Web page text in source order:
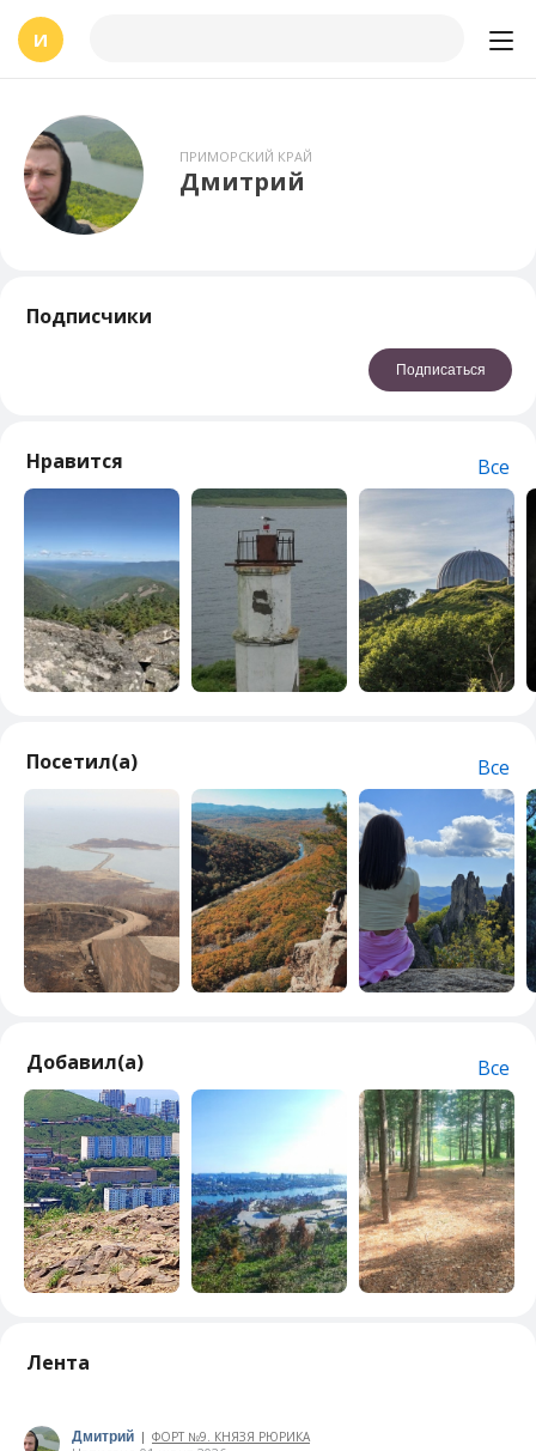
И
ПРИМОРСКИЙ КРАЙ
Дмитрий
Подписчики
Подписаться
Нравится Все
Посетил(а) Все
Добавил(а) Все
Лента
Дмитрий | ФОРТ №9. КНЯЗЯ РЮРИКА